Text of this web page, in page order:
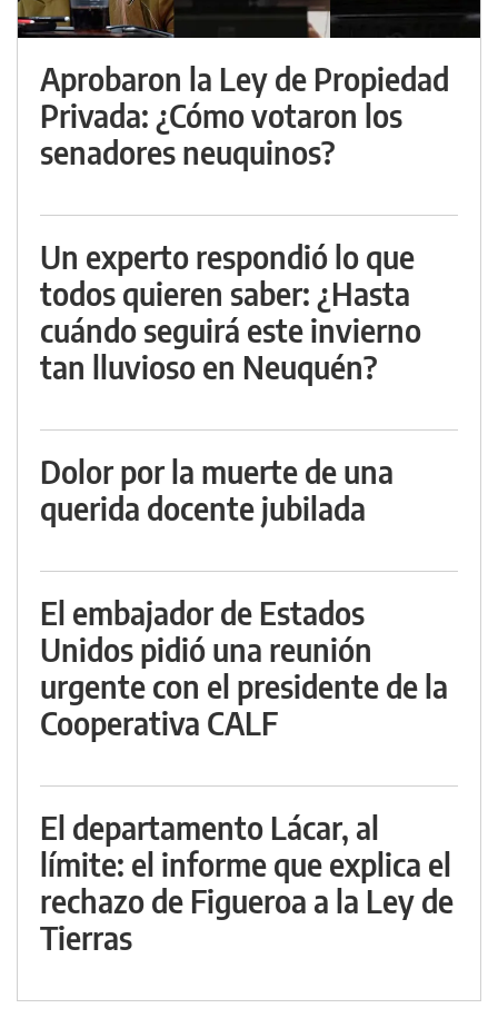
Aprobaron la Ley de Propiedad
Privada: ¿Cómo votaron los
senadores neuquinos?
Un experto respondió lo que
todos quieren saber: ¿Hasta
cuándo seguirá este invierno
tan lluvioso en Neuquén?
Dolor por la muerte de una
querida docente jubilada
El embajador de Estados
Unidos pidió una reunión
urgente con el presidente de la
Cooperativa CALF
El departamento Lácar, al
límite: el informe que explica el
rechazo de Figueroa a la Ley de
Tierras